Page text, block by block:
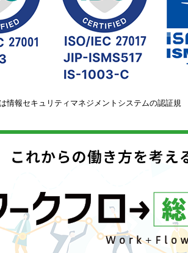
情報セキュリティマネジメントシステムの認証規